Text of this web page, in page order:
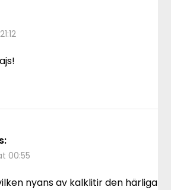
00:55
nyans av kalklitir den härliga